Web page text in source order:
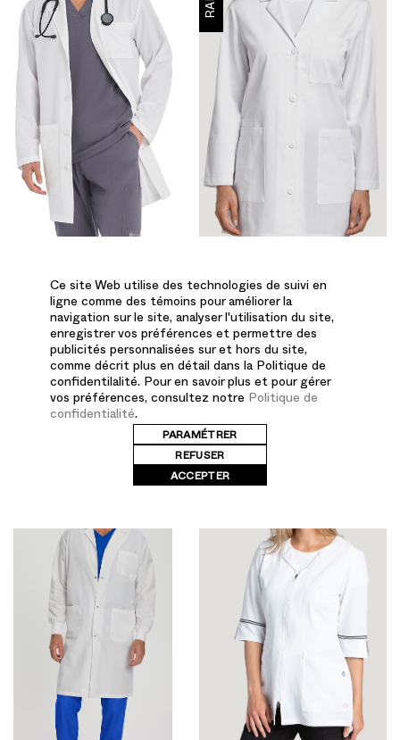
WL801 - BLOUSE
LABORATOIRE
LONGUE À 5
POCHES
2411 - SARRAU
2411
Ce site Web utilise des technologies de suivi en
ligne comme des témoins pour améliorer la
navigation sur le site, analyser l'utilisation du site,
enregistrer vos préférences et permettre des
publicités personnalisées sur et hors du site,
comme décrit plus en détail dans la Politique de
confidentilalité. Pour en savoir plus et pour gérer
vos préférences, consultez notre Politique de
confidentialité
PARAMÉTRER
REFUSER
ACCEPTER